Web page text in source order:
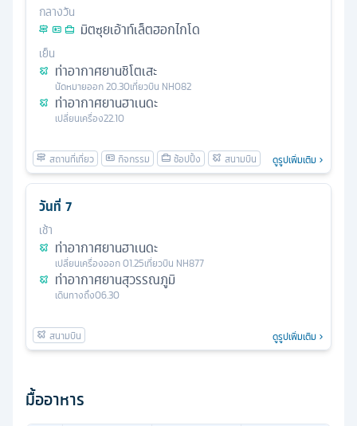
กลางวัน
มิตซุยเอ้าท์เล็ตฮอกไกโด
เย็น
ท่าอากาศยานชิโตเสะ
นัดหมายออก20.30เที่ยวบิน NH082
ท่าอากาศยานฮาเนดะ
เปลี่ยนเครื่อง22.10
ดูรูปเพิ่มเติม
วันที่ 7
เช้า
ท่าอากาศยานฮาเนดะ
เปลี่ยนเครื่องออก01.25เที่ยวบิน NH877
ท่าอากาศยานสุวรรณภูมิ
เดินทางถึง06.30
ดูรูปเพิ่มเติม
มื้ออาหาร